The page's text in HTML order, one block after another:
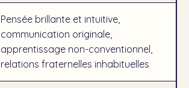
Pensée brillante et intuitive,
communication originale,
apprentissage non-conventionnel,
relations fraternelles inhabituelles